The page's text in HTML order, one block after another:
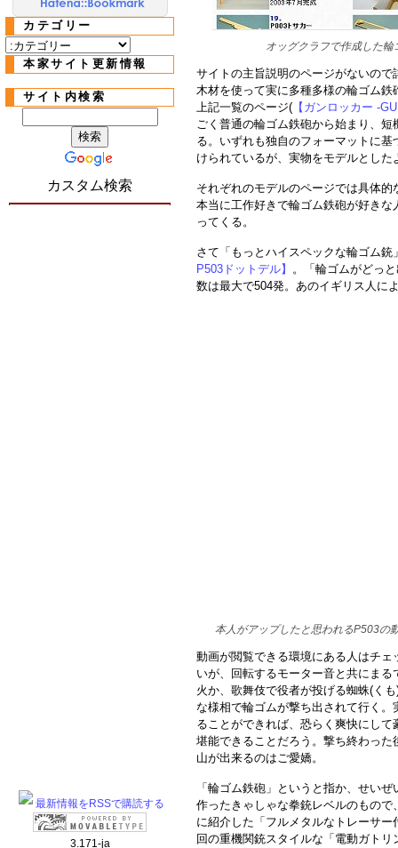
オッグクラフで作成した
サイトの主旨説明のページがないの
木材を使って実に多種多様の輪ゴム
上記一覧のページ( 【ガンロッカー -
ごく普通の輪ゴム鉄砲から始まり、
る。いずれも独自のフォーマットに
けられているが、実物をモデルとし
それぞれのモデルのページでは具体
本当に工作好きで輪ゴム鉄砲が好き
ってくる。
さて「もっとハイスペックな輪ゴム銃
P503ドットデル】 。「輪ゴムがどっ
数は最大で504発。あのイギリス人に
本人がアップしたと思われるP503の
動画が閲覧できる環境にある人はチェ
いが、回転するモーター音と共にまる
火か、歌舞伎で役者が投げる蜘蛛(く
な様相で輪ゴムが撃ち出されて行く。
ることができれば、恐らく爽快にして
堪能できることだろう。撃ち終わった
山が出来るのはご愛嬌。
「輪ゴム鉄砲」というと指か、せいぜ
作ったきゃしゃな拳銃レベルのもの
に紹介した「フルメタルなトレーサ
回の重機関銃スタイルな「電動ガト
カテゴリー
本家サイト更新情報
サイト内検索
カスタム検索
最新情報をRSSで購読する
3.171-ja